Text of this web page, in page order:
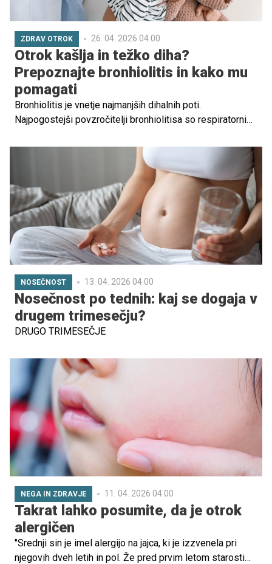
ZDRAV OTROK 26. 04. 2026 04.00
Otrok kašlja in težko diha?
Prepoznajte bronhiolitis in kako mu
pomagati
Bronhiolitis je vnetje najmanjših dihalnih poti.
Najpogostejši povzročitelji bronhiolitisa so respiratorni
redkeje virusi parainfluence. Ta bolezen je zelo nevarna
za nedonošenčke in otroke s srčnimi napakami.
NOSEČNOST 13. 04. 2026 04.00
Nosečnost po tednih: kaj se dogaja v
drugem trimesečju?
DRUGO TRIMESEČJE
NEGA IN ZDRAVJE 11. 04. 2026 04.00
Takrat lahko posumite, da je otrok
alergičen
"Srednji sin je imel alergijo na jajca, ki je izzvenela pri
njegovih dveh letih in pol. Že pred prvim letom starosti